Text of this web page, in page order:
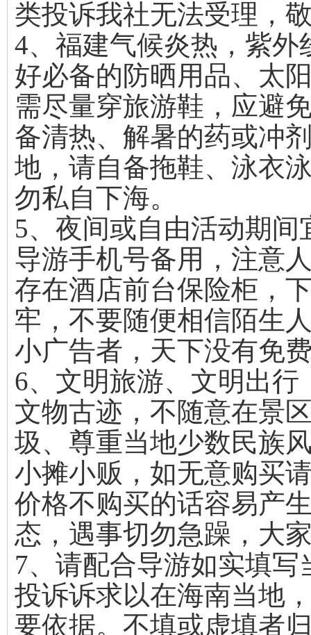
类投诉我社无法受理，
4、福建气候炎热，紫
好必备的防晒用品、太
需尽量穿旅游鞋，应避
备清热、解暑的药或冲
地，请自备拖鞋、泳衣
勿私自下海。
5、夜间或自由活动期
导游手机号备用，注意
存在酒店前台保险柜，
牢，不要随便相信陌生
小广告者，天下没有免
6、文明旅游、文明出
文物古迹，不随意在景
圾、尊重当地少数民族
小摊小贩，如无意购买
价格不购买的话容易产
态，遇事切勿急躁，大
7、请配合导游如实填
投诉诉求以在海南当地
要依据。不填或虚填者